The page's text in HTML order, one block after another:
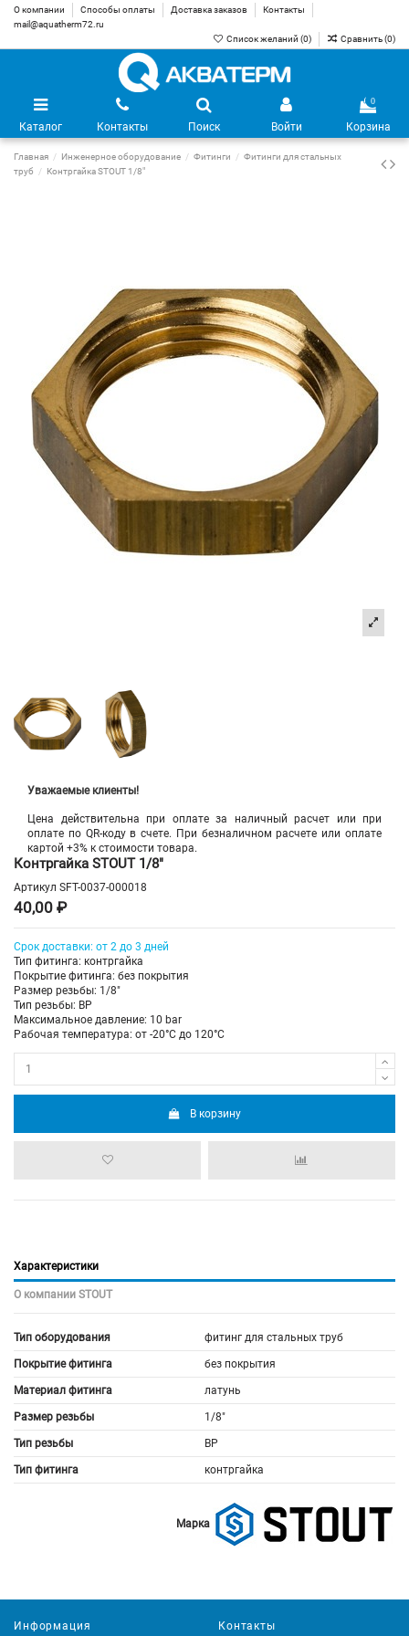
О компании Способы оплаты Доставка заказов
Контакты
mail@aquatherm72.ru
Список желаний (0) Сравнить (0)
Каталог Контакты Поиск Войти
0
Корзина
Главная Инженерное оборудование Фитинги
Фитинги для стальных
труб
Контргайка STOUT 1/8"
Уважаемые клиенты!
Цена действительна при оплате за наличный расчет или при
оплате по QR-коду в счете. При безналичном расчете или оплате
картой +3% к стоимости товара.
Контргайка STOUT 1/8"
Артикул SFT-0037-000018
40,00 ₽
Срок доставки: от 2 до 3 дней
Тип фитинга: контргайка
Покрытие фитинга: без покрытия
Размер резьбы: 1/8"
Тип резьбы: ВР
Максимальное давление: 10 bar
Рабочая температура: от -20°C до 120°C
В корзину
Характеристики
О компании STOUT
Тип оборудования фитинг для стальных труб
Покрытие фитинга без покрытия
Материал фитинга латунь
Размер резьбы 1/8"
Тип резьбы ВР
Тип фитинга контргайка
Марка
Информация Контакты